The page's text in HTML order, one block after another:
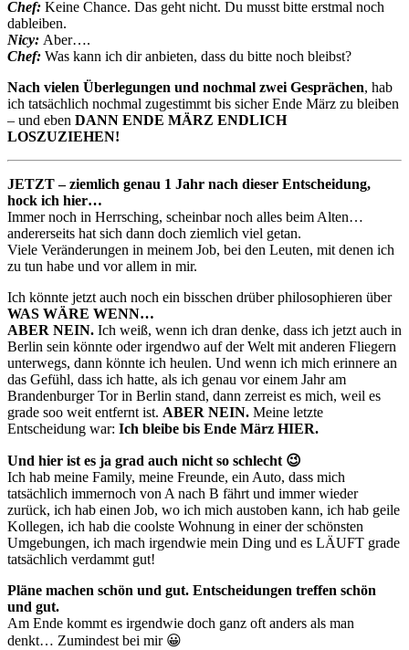
Chef: Keine Chance. Das geht nicht. Du musst bitte erstmal noch
dableiben.
Nicy: Aber….
Chef: Was kann ich dir anbieten, dass du bitte noch bleibst?
Nach vielen Überlegungen und nochmal zwei Gesprächen, hab
ich tatsächlich nochmal zugestimmt bis sicher Ende März zu bleiben
– und eben DANN ENDE MÄRZ ENDLICH
LOSZUZIEHEN!
JETZT – ziemlich genau 1 Jahr nach dieser Entscheidung,
hock ich hier…
Immer noch in Herrsching, scheinbar noch alles beim Alten…
andererseits hat sich dann doch ziemlich viel getan.
Viele Veränderungen in meinem Job, bei den Leuten, mit denen ich
zu tun habe und vor allem in mir.
Ich könnte jetzt auch noch ein bisschen drüber philosophieren über
WAS WÄRE WENN…
ABER NEIN. Ich weiß, wenn ich dran denke, dass ich jetzt auch in
Berlin sein könnte oder irgendwo auf der Welt mit anderen Fliegern
unterwegs, dann könnte ich heulen. Und wenn ich mich erinnere an
das Gefühl, dass ich hatte, als ich genau vor einem Jahr am
Brandenburger Tor in Berlin stand, dann zerreist es mich, weil es
grade soo weit entfernt ist. ABER NEIN. Meine letzte
Entscheidung war: Ich bleibe bis Ende März HIER.
Und hier ist es ja grad auch nicht so schlecht 😉
Ich hab meine Family, meine Freunde, ein Auto, dass mich
tatsächlich immernoch von A nach B fährt und immer wieder
zurück, ich hab einen Job, wo ich mich austoben kann, ich hab geile
Kollegen, ich hab die coolste Wohnung in einer der schönsten
Umgebungen, ich mach irgendwie mein Ding und es LÄUFT grade
tatsächlich verdammt gut!
Pläne machen schön und gut. Entscheidungen treffen schön
und gut.
Am Ende kommt es irgendwie doch ganz oft anders als man
denkt… Zumindest bei mir 😀